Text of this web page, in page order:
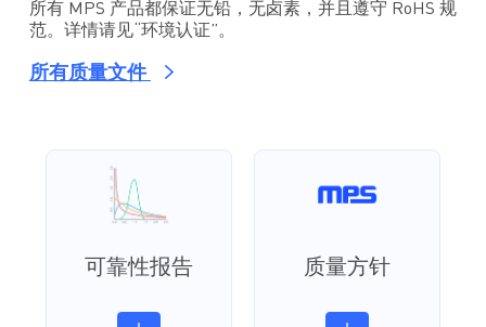
所有 MPS 产品都保证无铅，无卤素，并且遵守 RoHS 规
范。详情请见“环境认证”。
所有质量文件
可靠性报告 质量方针